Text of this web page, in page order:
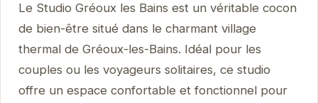
Le Studio Gréoux les Bains est un véritable cocon
de bien-être situé dans le charmant village
thermal de Gréoux-les-Bains. Idéal pour les
couples ou les voyageurs solitaires, ce studio
offre un espace confortable et fonctionnel pour